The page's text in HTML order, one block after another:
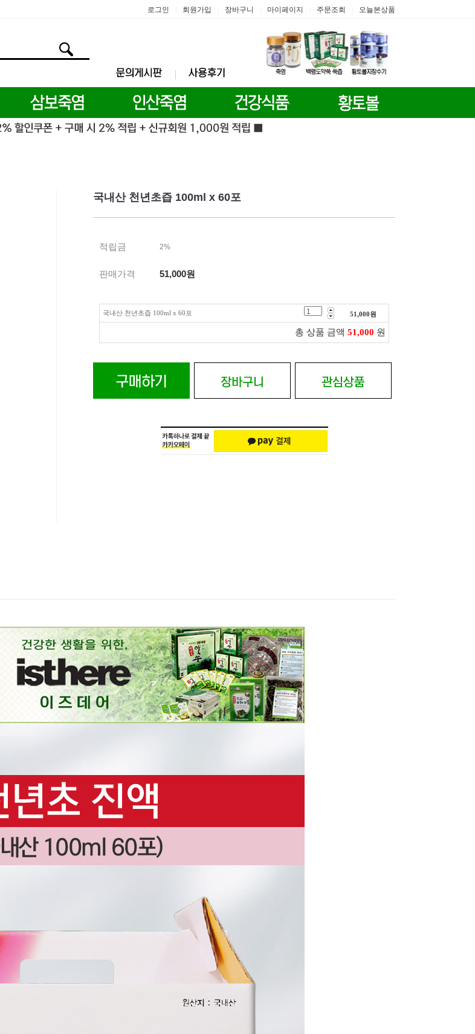
로그인 회원가입 장바구니 마이페이지 주문조회 오늘본상품
국내산 천년초즙 100ml x 60포
적립금 2%
판매가격 51,000원
국내산 천년초즙 100ml x 60포 51,000원
총 상품 금액 51,000 원